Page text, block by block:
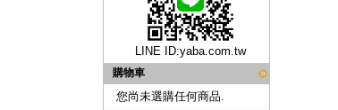
LINE ID:yaba.com.tw
購物車
您尚未選購任何商品.